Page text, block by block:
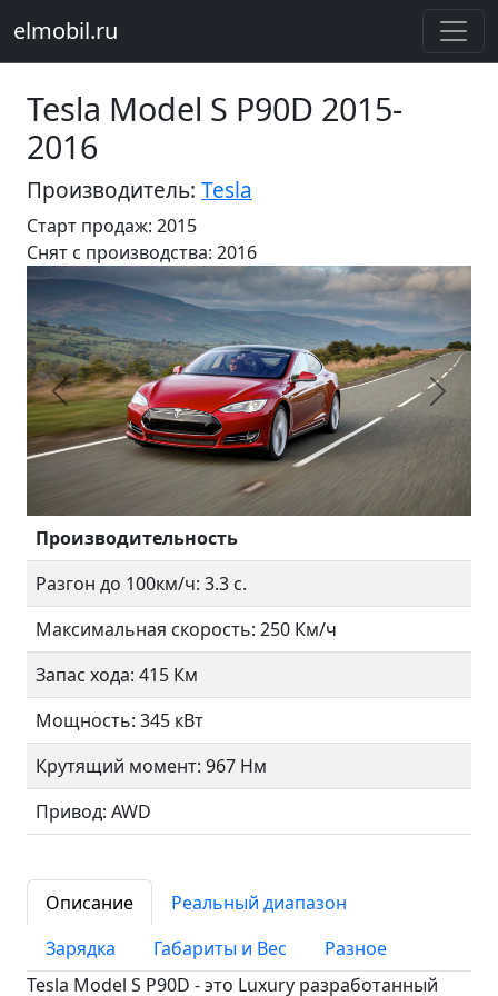
elmobil.ru
Tesla Model S P90D 2015-
2016
Производитель: Tesla
Старт продаж: 2015
Cнят с производства: 2016
Предыдущий
Производительность
Разгон до 100км/ч: 3.3 с.
Максимальная скорость: 250 Км/ч
Запас хода: 415 Км
Мощность: 345 кВт
Крутящий момент: 967 Нм
Привод: AWD
Описание
Реальный диапазон
Зарядка
Габариты и Вес
Разное
Tesla Model S P90D - это Luxury разработанный